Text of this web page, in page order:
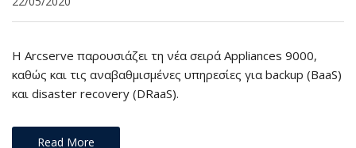
Η Arcserve παρουσιάζει τη νέα σειρά Appliances 9000,
καθώς και τις αναβαθμισμένες υπηρεσίες για backup (BaaS)
και disaster recovery (DRaaS).
Read More